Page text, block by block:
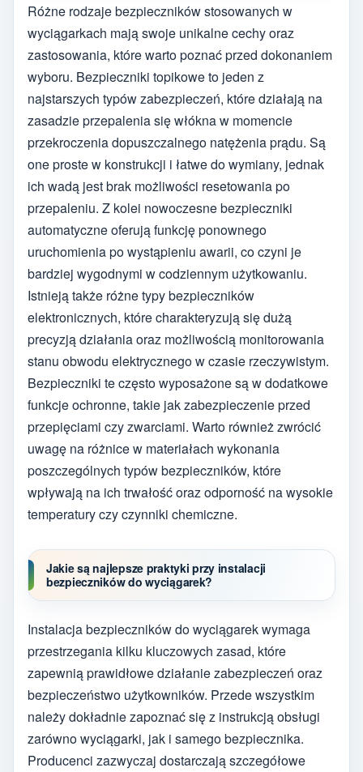
Różne rodzaje bezpieczników stosowanych w
wyciągarkach mają swoje unikalne cechy oraz
zastosowania, które warto poznać przed dokonaniem
wyboru. Bezpieczniki topikowe to jeden z
najstarszych typów zabezpieczeń, które działają na
zasadzie przepalenia się włókna w momencie
przekroczenia dopuszczalnego natężenia prądu. Są
one proste w konstrukcji i łatwe do wymiany, jednak
ich wadą jest brak możliwości resetowania po
przepaleniu. Z kolei nowoczesne bezpieczniki
automatyczne oferują funkcję ponownego
uruchomienia po wystąpieniu awarii, co czyni je
bardziej wygodnymi w codziennym użytkowaniu.
Istnieją także różne typy bezpieczników
elektronicznych, które charakteryzują się dużą
precyzją działania oraz możliwością monitorowania
stanu obwodu elektrycznego w czasie rzeczywistym.
Bezpieczniki te często wyposażone są w dodatkowe
funkcje ochronne, takie jak zabezpieczenie przed
przepięciami czy zwarciami. Warto również zwrócić
uwagę na różnice w materiałach wykonania
poszczególnych typów bezpieczników, które
wpływają na ich trwałość oraz odporność na wysokie
temperatury czy czynniki chemiczne.
Jakie są najlepsze praktyki przy instalacji
bezpieczników do wyciągarek?
Instalacja bezpieczników do wyciągarek wymaga
przestrzegania kilku kluczowych zasad, które
zapewnią prawidłowe działanie zabezpieczeń oraz
bezpieczeństwo użytkowników. Przede wszystkim
należy dokładnie zapoznać się z instrukcją obsługi
zarówno wyciągarki, jak i samego bezpiecznika.
Producenci zazwyczaj dostarczają szczegółowe